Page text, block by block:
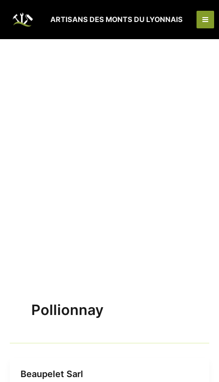
contenu
ARTISANS DES MONTS DU LYONNAIS
Pollionnay
Beaupelet Sarl